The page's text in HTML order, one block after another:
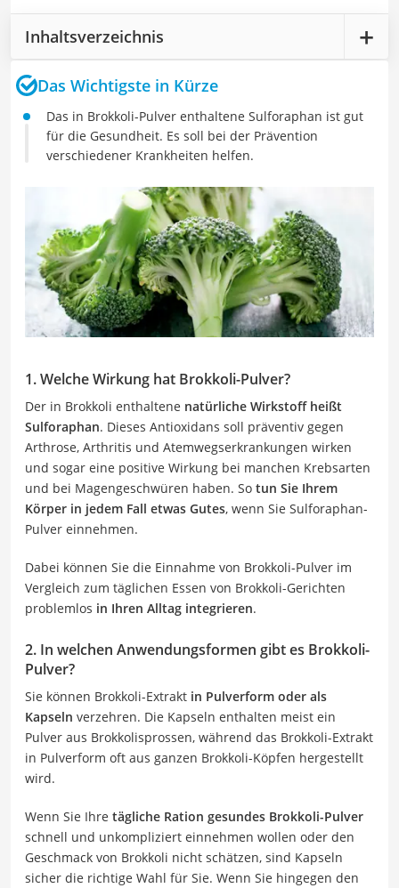
Inhaltsverzeichnis
Das Wichtigste in Kürze
Das in Brokkoli-Pulver enthaltene Sulforaphan ist gut
für die Gesundheit. Es soll bei der Prävention
verschiedener Krankheiten helfen.
1. Welche Wirkung hat Brokkoli-Pulver?
Der in Brokkoli enthaltene natürliche Wirkstoff heißt
Sulforaphan. Dieses Antioxidans soll präventiv gegen
Arthrose, Arthritis und Atemwegserkrankungen wirken
und sogar eine positive Wirkung bei manchen Krebsarten
und bei Magengeschwüren haben. So tun Sie Ihrem
Körper in jedem Fall etwas Gutes, wenn Sie Sulforaphan-
Pulver einnehmen.
Dabei können Sie die Einnahme von Brokkoli-Pulver im
Vergleich zum täglichen Essen von Brokkoli-Gerichten
problemlos in Ihren Alltag integrieren.
2. In welchen Anwendungsformen gibt es Brokkoli-
Pulver?
Sie können Brokkoli-Extrakt in Pulverform oder als
Kapseln verzehren. Die Kapseln enthalten meist ein
Pulver aus Brokkolisprossen, während das Brokkoli-Extrakt
in Pulverform oft aus ganzen Brokkoli-Köpfen hergestellt
wird.
Wenn Sie Ihre tägliche Ration gesundes Brokkoli-Pulver
schnell und unkompliziert einnehmen wollen oder den
Geschmack von Brokkoli nicht schätzen, sind Kapseln
sicher die richtige Wahl für Sie. Wenn Sie hingegen den